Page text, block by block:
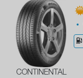
CONTINENTAL